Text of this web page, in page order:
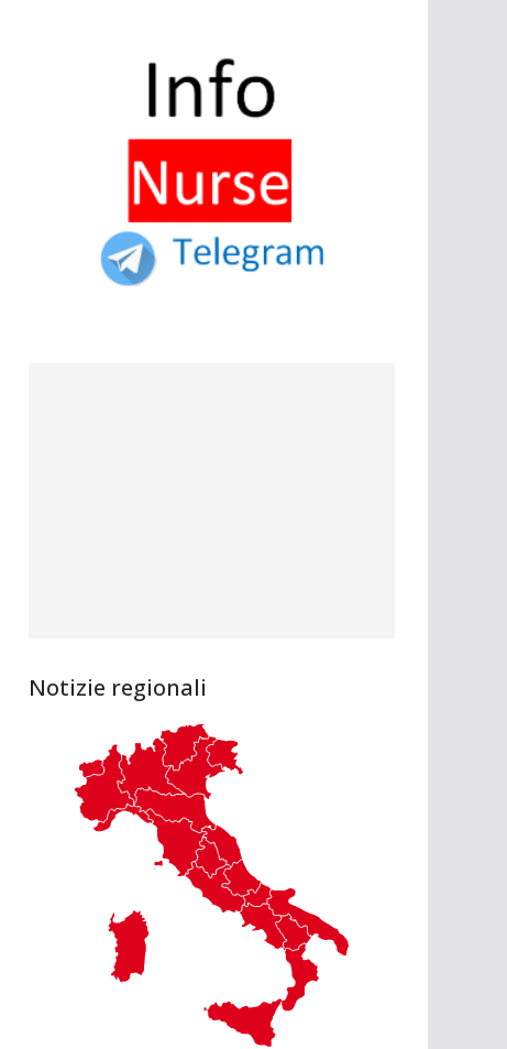
Notizie regionali